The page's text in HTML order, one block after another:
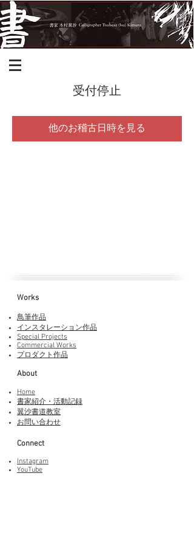
受付停止
他のお稽古日時を見る
Works​
鳥筆作品
インスタレーション作品
Special Projects
Commercial Works
プロダクト作品
About
Home
書家紹介・活動記録
​翼沙書道教室
お問い合わせ
Connect
Instagram
YouTube